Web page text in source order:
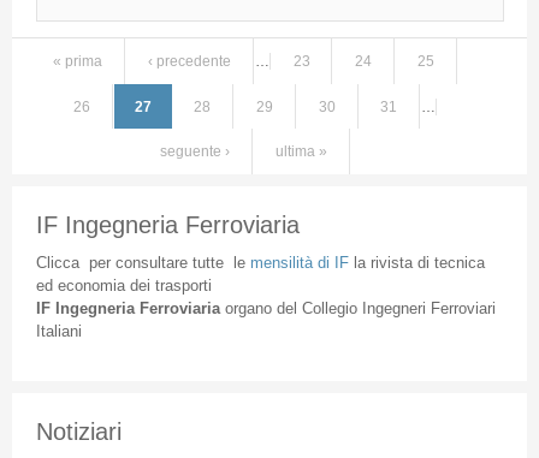
Pagine
« prima ‹ precedente 23 24 25
26 27 28 29 30 31
seguente › ultima »
IF Ingegneria Ferroviaria
Cliccaper consultare tuttele mensilità di IFla rivista di tecnica
ed economia dei trasporti
IF Ingegneria Ferroviaria organodel Collegio Ingegneri Ferroviari
Italiani
Notiziari